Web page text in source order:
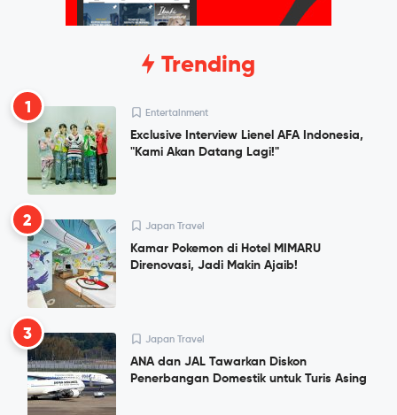
Trending
1 Entertainment
Exclusive Interview Lienel AFA Indonesia,
"Kami Akan Datang Lagi!"
2 Japan Travel
Kamar Pokemon di Hotel MIMARU
Direnovasi, Jadi Makin Ajaib!
3 Japan Travel
ANA dan JAL Tawarkan Diskon
Penerbangan Domestik untuk Turis Asing